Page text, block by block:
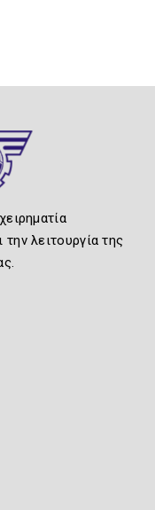
λειτουργία της